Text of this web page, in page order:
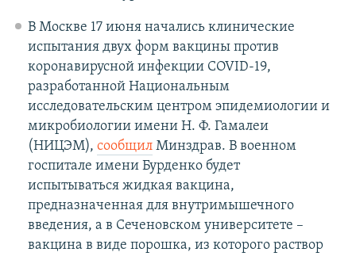
В Москве 17 июня начались клинические
испытания двух форм вакцины против
коронавирусной инфекции COVID-19,
разработанной Национальным
исследовательским центром эпидемиологии и
микробиологии имени Н. Ф. Гамалеи
(НИЦЭМ), сообщилМинздрав. В военном
госпитале имени Бурденко будет
испытываться жидкая вакцина,
предназначенная для внутримышечного
введения, а в Сеченовском университете –
вакцина в виде порошка, из которого раствор